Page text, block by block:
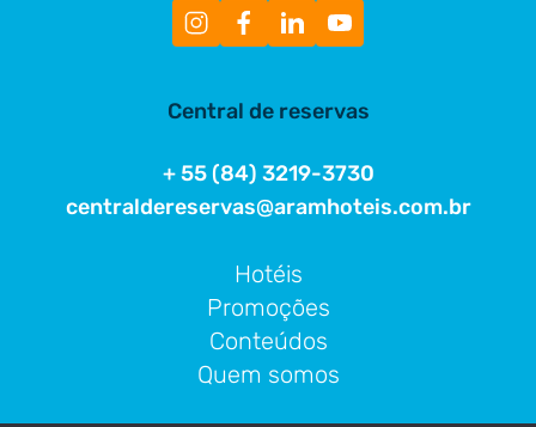
Central de reservas
+ 55 (84) 3219-3730
centraldereservas@aramhoteis.com.br
Hotéis
Promoções
Conteúdos
Quem somos